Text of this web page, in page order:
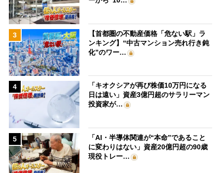
3
【首都圏の不動産価格「危ない駅」ラ
ンキング】“中古マンション売れ行き鈍
化”のワー…
4
「キオクシアが再び株価10万円になる
日は遠い」資産3億円超のサラリーマン
投資家が…
5
「AI・半導体関連が“本命”であること
に変わりはない」資産20億円超の90歳
現役トレー…